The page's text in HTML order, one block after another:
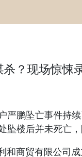
？现场惊悚
鹏坠亡事件持续
坠楼后并未死亡
商贸有限公司成